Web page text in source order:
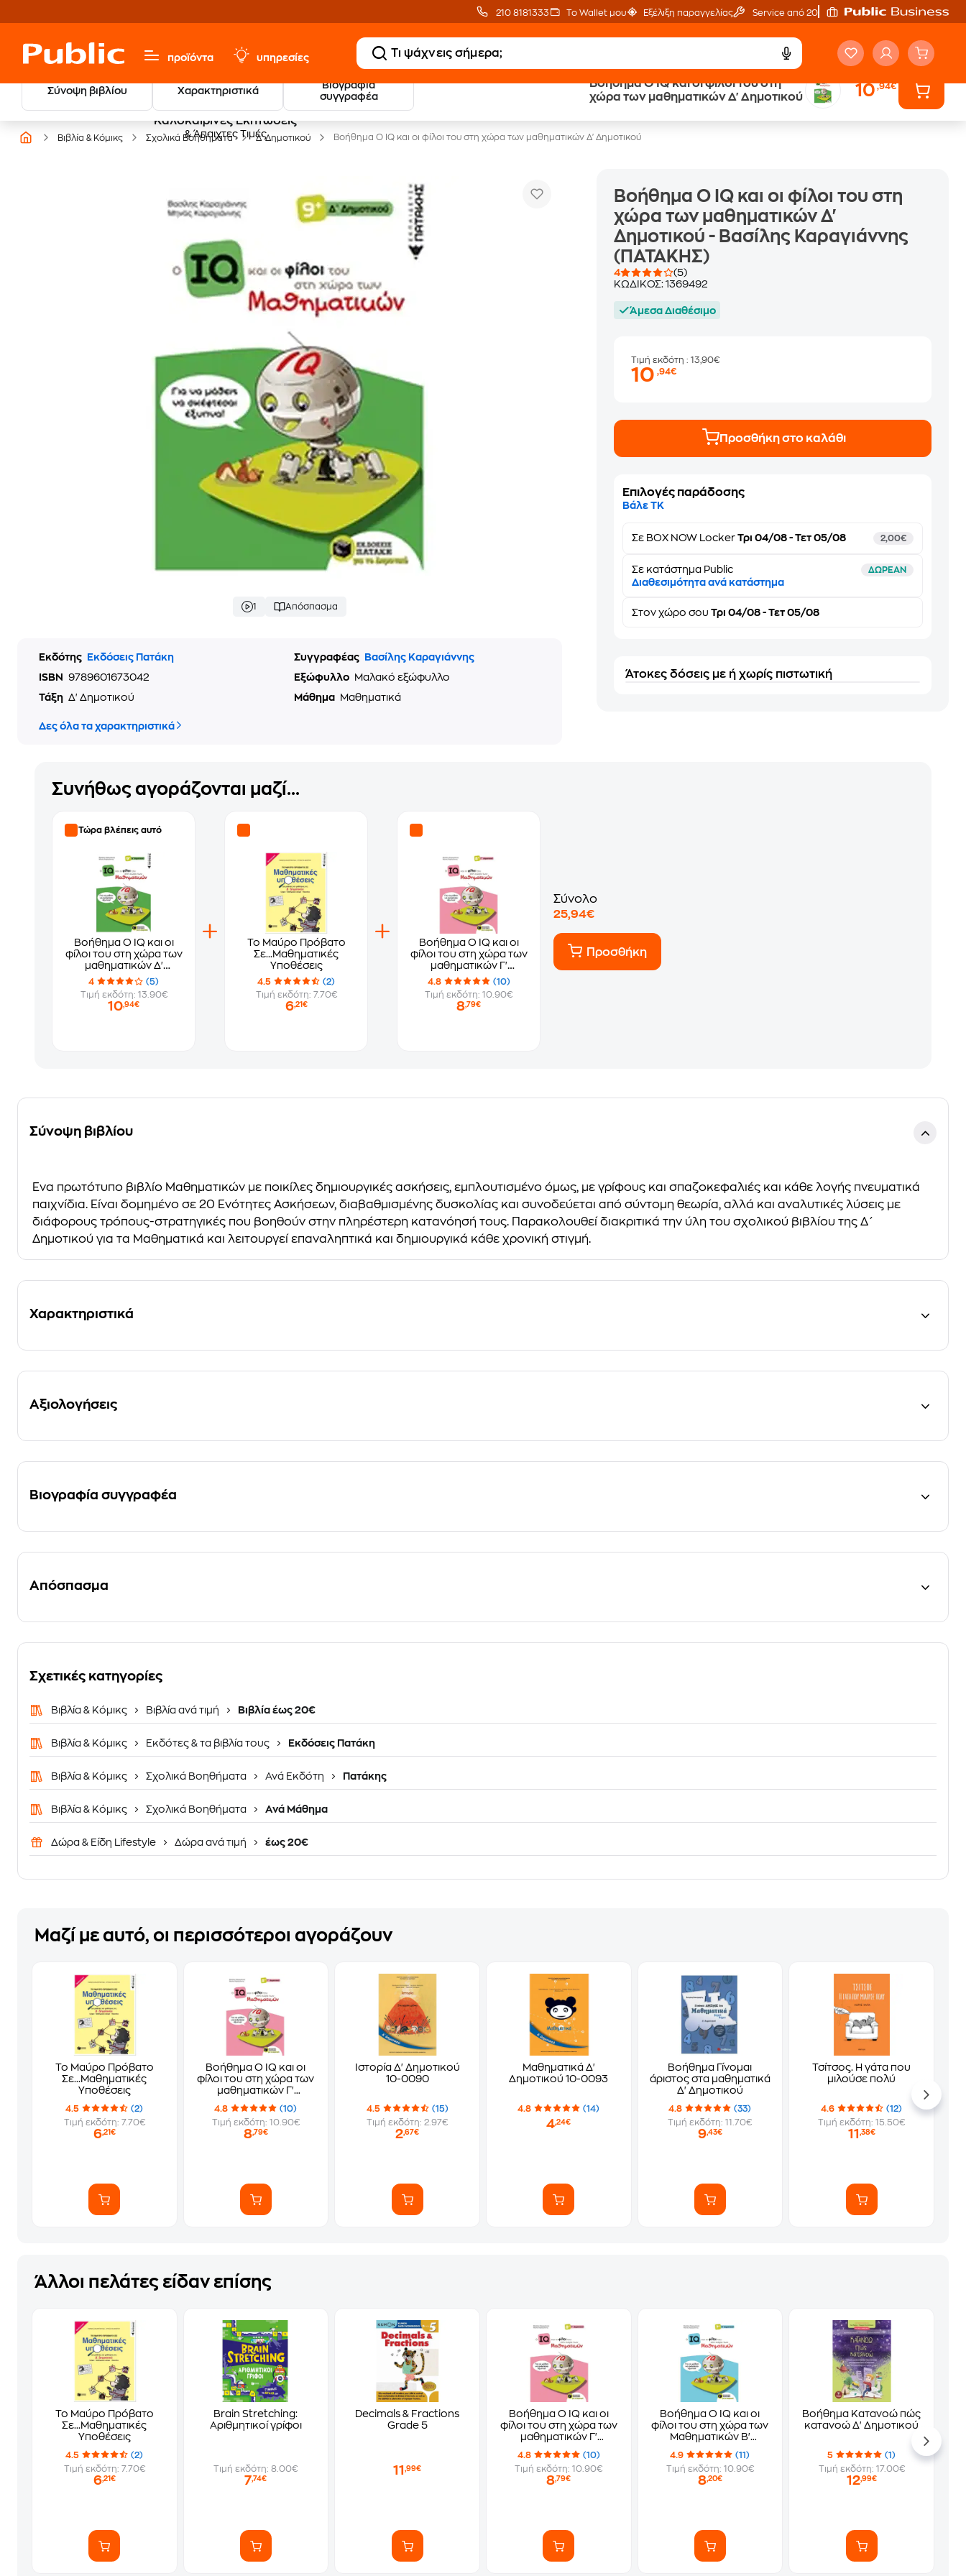
210 8181333 Το Wallet μου Εξέλιξη παραγγελίας Service από 20'
προϊόντα υπηρεσίες
Σύνοψη βιβλίου Χαρακτηριστικά
Βιογραφία
συγγραφέα
Βοήθημα Ο IQ και οι φίλοι του στη
χώρα των μαθηματικών Δ' Δημοτικού
10,94€
Καλοκαιρινές Εκπτώσεις
& Άπαιχτες Τιμές
20 € Public επιστροφή
με Snappi
Δωρεάν Μεταφορικά Έλα στον κόσμο
Βιβλία & Κόμικς Σχολικά Βοηθήματα Δ' Δημοτικού Βοήθημα Ο IQ και οι φίλοι του στη χώρα των μαθηματικών Δ' Δημοτικού
1 Απόσπασμα
Εκδότης Εκδόσεις Πατάκη Συγγραφέας
Βασίλης Καραγιάννης
ISBN
9789601673042 Εξώφυλλο
Μαλακό εξώφυλλο
Τάξη Δ' Δημοτικού Μάθημα Μαθηματικά
Δες όλα τα χαρακτηριστικά
Βοήθημα Ο IQ και οι φίλοι του στη
χώρα των μαθηματικών Δ'
Δημοτικού - Βασίλης Καραγιάννης
(ΠΑΤΑΚΗΣ)
4
(5)
ΚΩΔΙΚΟΣ:1369492
Άμεσα Διαθέσιμο
Τιμή εκδότη: 13,90€
10,94€
Προσθήκη στο καλάθι
Επιλογές παράδοσης
Βάλε ΤΚ
Σε BOX NOW Locker Τρι 04/08 - Τετ 05/08 2,00€
Σε κατάστημα Public ΔΩΡΕΑΝ
Διαθεσιμότητα ανά κατάστημα
Στονχώρο σου Τρι 04/08 - Τετ 05/08
Άτοκες δόσεις με ή χωρίς πιστωτική
Συνήθως αγοράζονται μαζί...
Τώρα βλέπεις αυτό
Βοήθημα Ο IQ και οι
φίλοι του στη χώρα των
μαθηματικών Δ'
Δημοτικού
4
(5)
Τιμή εκδότη: 13.90€
10,94€
Το Μαύρο Πρόβατο
Σε...Μαθηματικές
Υποθέσεις
4.5
(2)
Τιμή εκδότη: 7.70€
6,21€
Βοήθημα Ο IQ και οι
φίλοι του στη χώρα των
μαθηματικών Γ'
Δημοτικού
4.8
(10)
Τιμή εκδότη: 10.90€
8,79€
Σύνολο
25,94€
Προσθήκη
Σύνοψη βιβλίου
Ένα πρωτότυπο βιβλίο Μαθηματικών με ποικίλες δημιουργικές ασκήσεις, εμπλουτισμένο όμως, με γρίφους και σπαζοκεφαλιές και κάθε λογής πνευματικά
παιχνίδια. Είναι δομημένο σε 20 Ενότητες Ασκήσεων, διαβαθμισμένης δυσκολίας και συνοδεύεται από σύντομη θεωρία, αλλά και αναλυτικές λύσεις με
διάφορους τρόπους-στρατηγικές που βοηθούν στην πληρέστερη κατανόησή τους. Παρακολουθεί διακριτικά την ύλη του σχολικού βιβλίου της Δ΄
Δημοτικού για τα Μαθηματικά και λειτουργεί επαναληπτικά και δημιουργικά κάθε χρονική στιγμή.
Χαρακτηριστικά
Αξιολογήσεις
Βιογραφία συγγραφέα
Απόσπασμα
Σχετικές κατηγορίες
Βιβλία & Κόμικς Βιβλία ανά τιμή Βιβλία έως 20€
Βιβλία & Κόμικς Εκδότες & τα βιβλία τους Εκδόσεις Πατάκη
Βιβλία & Κόμικς Σχολικά Βοηθήματα Ανά Εκδότη Πατάκης
Βιβλία & Κόμικς Σχολικά Βοηθήματα Ανά Μάθημα
Δώρα & Είδη Lifestyle Δώρα ανά τιμή έως 20€
Μαζί με αυτό, οι περισσότεροι αγοράζουν
Το Μαύρο Πρόβατο
Σε...Μαθηματικές
Υποθέσεις
4.5
(2)
Τιμή εκδότη: 7.70€
6,21€
Βοήθημα Ο IQ και οι
φίλοι του στη χώρα των
μαθηματικών Γ'
Δημοτικού
4.8
(10)
Τιμή εκδότη: 10.90€
8,79€
Ιστορία Δ' Δημοτικού
10-0090
4.5
(15)
Τιμή εκδότη: 2.97€
2,67€
Μαθηματικά Δ'
Δημοτικού 10-0093
4.8 (14)
4,24€
Βοήθημα Γίνομαι
άριστος στα μαθηματικά
Δ' Δημοτικού
4.8
(33)
Τιμή εκδότη: 11.70€
9,43€
Τσίτσος. Η γάτα που
μιλούσε πολύ
4.6
(12)
Τιμή εκδότη: 15.50€
11 ,38€
Άλλοι πελάτες είδαν επίσης
Το Μαύρο Πρόβατο
Σε...Μαθηματικές
Υποθέσεις
4.5
(2)
Τιμή εκδότη: 7.70€
6,21€
Brain Stretching:
Αριθμητικοί γρίφοι
Τιμή εκδότη: 8.00€
7,74€
Decimals & Fractions
Grade 5
11,99€
Βοήθημα Ο IQ και οι
φίλοι του στη χώρα των
μαθηματικών Γ'
Δημοτικού
4.8
(10)
Τιμή εκδότη: 10.90€
8,79€
Βοήθημα Ο IQ και οι
φίλοι του στη χώρα των
Μαθηματικών Β'
Δημοτικού
4.9
(11)
Τιμή εκδότη: 10.90€
8,20€
Βοήθημα Κατανοώ πώς
κατανοώ Δ' Δημοτικού
5
(1)
Τιμή εκδότη: 17.00€
12,99€